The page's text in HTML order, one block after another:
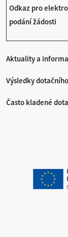
Odkaz pro
podání žádosti
Aktuality a
Výsledky
Často kladené